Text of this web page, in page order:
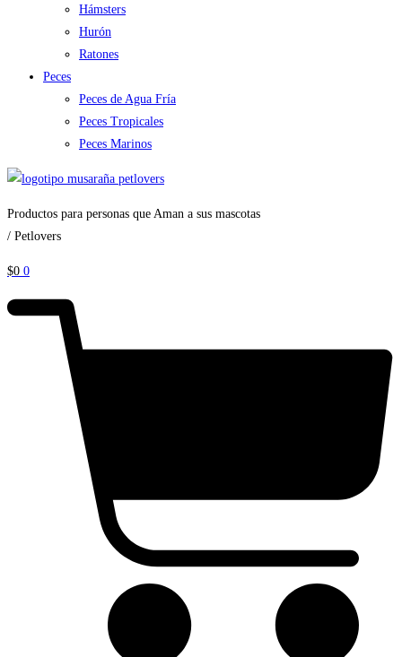
Hámsters
Hurón
Ratones
Peces
Peces de Agua Fría
Peces Tropicales
Peces Marinos
Productos para personas que Aman a sus mascotas
/ Petlovers
$0 0